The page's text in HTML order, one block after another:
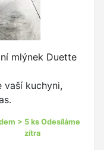
mlýnek Duette
vaší kuchyni,
> 5 ks Odesíláme
zítra